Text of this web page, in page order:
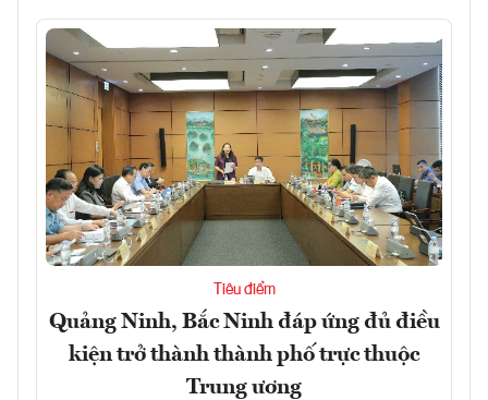
Tiêu điểm
Quảng Ninh, Bắc Ninh đáp ứng đủ điều
kiện trở thành thành phố trực thuộc
Trung ương